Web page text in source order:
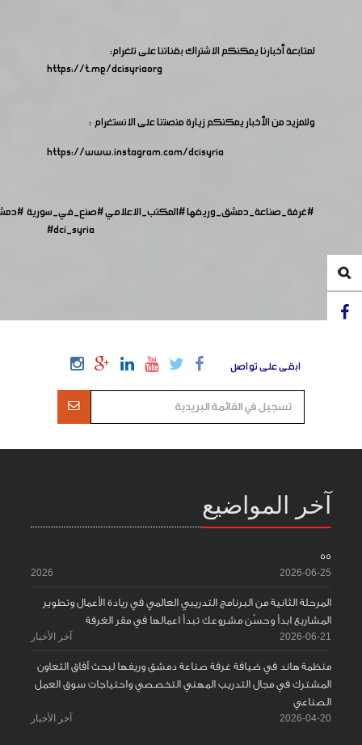
لمتابعة أخبارنا يمكنكم الاشتراك بقناتنا على تلغرام:
https://t.me/dcisyriaorg
وللمزيد من الأخبار يمكنكم زيارة منصتنا على الانستغرام :
https://www.instagram.com/dcisyria​
#غرفة_صناعة_دمشق_وريفها#المكتب_الاعلامي#صنع_في_سورية
#dci_syria
ابقى على تواصل
آخر المواضيع
55
2026-06-25
2026
المرحلة الثانية من البرنامج التدريبي العالمي في ريادة الأعمال وتطوير
المشاريع ابدأ وحسّن مشروعك تبدأ اعمالها في مقر الغرفة
2026-06-21 آخر الأخبار
منظمة هاند في ضيافة غرفة صناعة دمشق وريفها لبحث آفاق التعاون
المشترك في مجال التدريب المهني التخصصي واحتياجات سوق العمل
الصناعي
2026-04-20 آخر الأخبار